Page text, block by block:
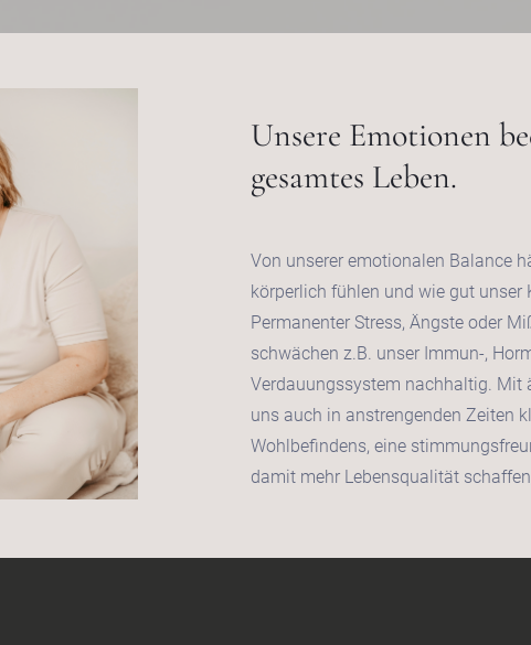
Unsere Emotionen
gesamtes Leben.
Von unserer emotionalen Balance
körperlich fühlen und wie gut unser
Permanenter Stress, Ängste oder
schwächen z.B. unser Immun-,
Verdauungssystem nachhaltig. Mit
uns auch in anstrengenden Zeiten
Wohlbefindens, eine
damit mehr Lebensqualität